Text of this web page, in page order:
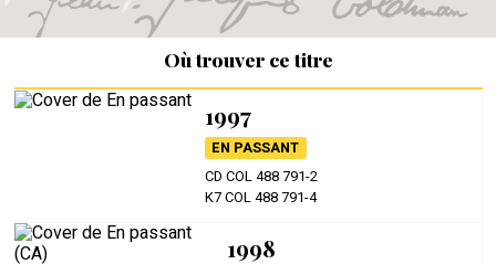
Où trouver ce titre
1997
EN PASSANT
CD COL 488 791-2
K7 COL 488 791-4
1998